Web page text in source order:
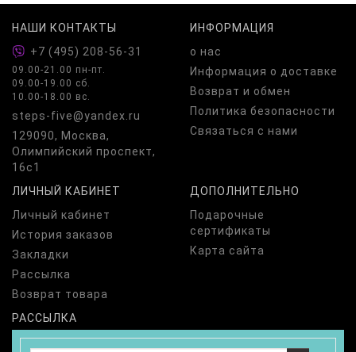
НАШИ КОНТАКТЫ
+7 (495) 208-56-31
09.00-21.00 пн-пт.
09.00-19.00 сб.
10.00-18.00 вс.
steps-five@yandex.ru
129090, Москва,
Олимпийский проспект,
16с1
ИНФОРМАЦИЯ
о нас
Информация о доставке
Возврат и обмен
Политика безопасности
Связаться с нами
ЛИЧНЫЙ КАБИНЕТ
Личный кабинет
История заказов
Закладки
Рассылка
Возврат товара
ДОПОЛНИТЕЛЬНО
Подарочные
сертификаты
Карта сайта
РАССЫЛКА